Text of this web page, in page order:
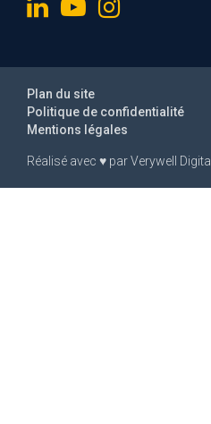
Réalisé avec ♥ parVerywell Digital
Mentions légales
Politique de confidentialité
Plan du site